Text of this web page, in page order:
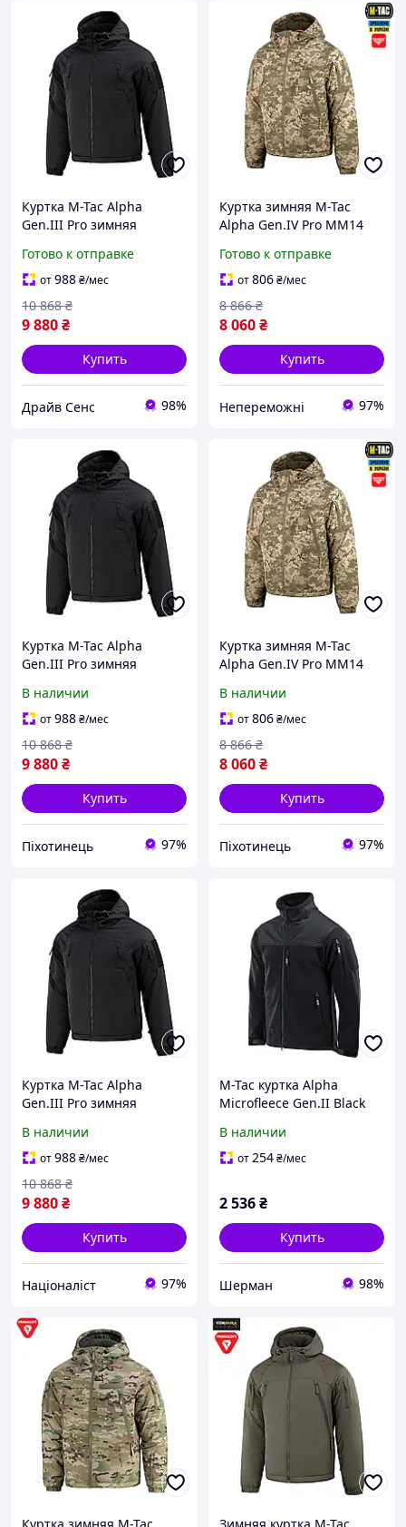
Куртка M-Tac Alpha
Gen.III Pro зимняя
8000/8000 Black до -20°C
3XL/R 2049-DS
Готово к отправке
от988₴/мес
9 880₴
10 868 ₴
Купить
Драйв Сенс 98%
Куртка зимняя M-Tac
Alpha Gen.IV Pro MM14
Готово к отправке
от806₴/мес
8 060₴
8 866 ₴
Купить
Непереможні 97%
Куртка M-Tac Alpha
Gen.III Pro зимняя
8000/8000 Black до -20°C
3XL/R {2049-piho}
В наличии
от988₴/мес
9 880₴
10 868 ₴
Купить
Піхотинець 97%
Куртка зимняя M-Tac
Alpha Gen.IV Pro MM14
В наличии
от806₴/мес
8 060₴
8 866 ₴
Купить
Піхотинець 97%
Куртка M-Tac Alpha
Gen.III Pro зимняя
8000/8000 Black до -20°C
3XL/R [n-2049]
В наличии
от988₴/мес
9 880₴
10 868 ₴
Купить
Націоналіст 97%
M-Tac куртка Alpha
Microfleece Gen.II Black
В наличии
от254₴/мес
2 536₴
Купить
Шерман 98%